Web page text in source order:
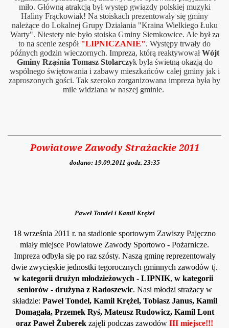
miło. Główną atrakcją był występ gwiazdy polskiej muzyki
Haliny Frąckowiak! Na stoiskach prezentowały się gminy
należące do Lokalnej Grupy Działania "Kraina Wielkiego Łuku
Warty". Niestety nie było stoiska Gminy Siemkowice. Ale był za
to na scenie zespół "LIPNICZANIE". Występy trwały do
późnych godzin wieczornych. Impreza, którą reaktywowałWójt
Gminy Rząśnia Tomasz Stolarczyk była świetną okazją do
wspólnego świętowania i zabawy mieszkańców całej gminy jak i
zaproszonych gości. Tak szeroko zorganizowana impreza była by
mile widziana w naszej gminie.
Powiatowe Zawody Strażackie 2011
dodano: 19.09.2011 godz. 23:35
Paweł Tondel i Kamil Krężel
18 września 2011 r. na stadionie sportowym Zawiszy Pajęczno
miały miejsce Powiatowe Zawody Sportowo - Pożarnicze.
Impreza odbyła się po raz szósty. Naszą gminę reprezentowały
dwie zwycięskie jednostki tegorocznych gminnych zawodów tj.
w kategorii drużyn młodzieżowych - LIPNIK, w kategorii
seniorów - drużyna z Radoszewic. Nasi młodzi strażacy w
składzie: Paweł Tondel, Kamil Krężel, Tobiasz Janus, Kamil
Domagała, Przemek Ryś, Mateusz Rudowicz, Kamil Lont
oraz Paweł Żuberek zajęli podczas zawodów III miejsce!!!